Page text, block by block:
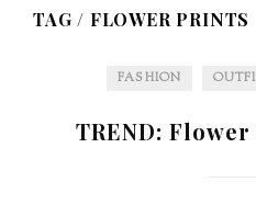
TAG / FLOWER PRINTS
FASHION
TREND: